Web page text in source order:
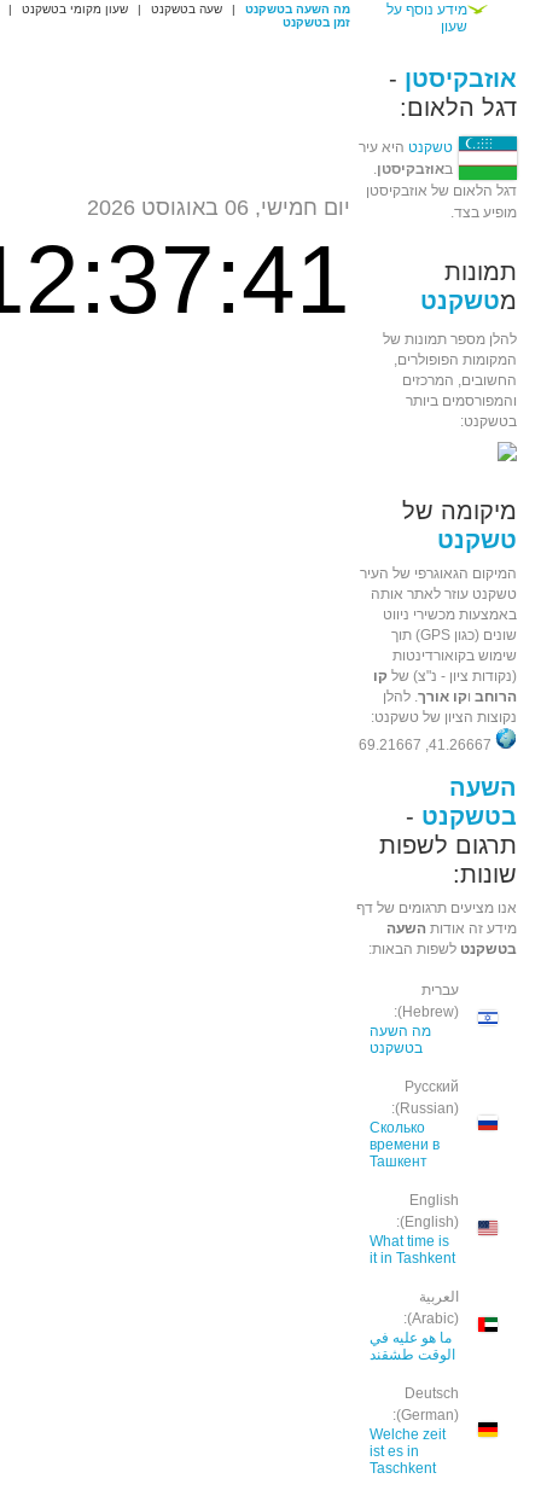
מידע נוסף על
שעון
אוזבקיסטן -
דגל הלאום:
טשקנט היא עיר
באוזבקיסטן.
דגל הלאום של אוזבקיסטן
מופיע בצד.
תמונות
מטשקנט
להלן מספר תמונות של
המקומות הפופולרים,
החשובים, המרכזים
והמפורסמים ביותר
בטשקנט:
מיקומה של
טשקנט
המיקום הגאוגרפי של העיר
טשקנט עוזר לאתר אותה
באמצעות מכשירי ניווט
שונים (כגון GPS) תוך
שימוש בקואורדינטות
(נקודות ציון - נ"צ) של קו
הרוחב וקו אורך. להלן
נקוצות הציון של טשקנט:
השעה
בטשקנט -
תרגום לשפות
שונות:
אנו מציעים תרגומים של דף
מידע זה אודות השעה
בטשקנט לשפות הבאות:
עברית
(Hebrew):
מה השעה
בטשקנט
Русский
(Russian):
Сколько
времени в
Ташкент
English
(English):
What time is
it in Tashkent
العربية
(Arabic):
ما هو عليه في
الوقت طشقند
Deutsch
(German):
Welche zeit
ist es in
Taschkent
מה השעה בטשקנט | שעה בטשקנט | שעון מקומי בטשקנט
|
זמן בטשקנט
יום חמישי, 06 באוגוסט 2026